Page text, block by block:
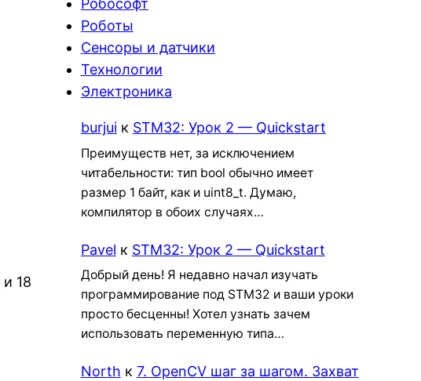
и 18
Робософт
Роботы
Сенсоры и датчики
Технологии
Электроника
burjuiк STM32: Урок 2 — Quickstart
Преимуществ нет, за исключением
читабельности: тип bool обычно имеет
размер 1 байт, как и uint8_t. Думаю,
компилятор в обоих случаях…
Pavel к STM32: Урок 2 — Quickstart
Добрый день! Я недавно начал изучать
программирование под STM32 и ваши уроки
просто бесценны! Хотел узнать зачем
использовать переменную типа…
North к 7. OpenCV шаг за шагом. Захват